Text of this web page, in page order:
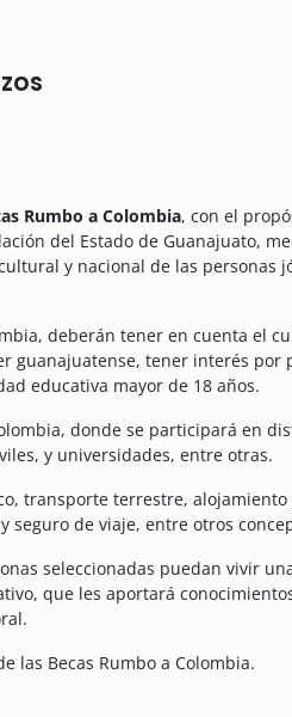
Rumbo a Colombia, con el
del Estado de Guanajuato,
y nacional de las personas
deberán tener en cuenta el
guanajuatense, tener interés por
educativa mayor de 18 años.
donde se participará en
y universidades, entre otras.
transporte terrestre, alojamiento
de viaje, entre otros
seleccionadas puedan vivir
que les aportará
las Becas Rumbo a Colombia.